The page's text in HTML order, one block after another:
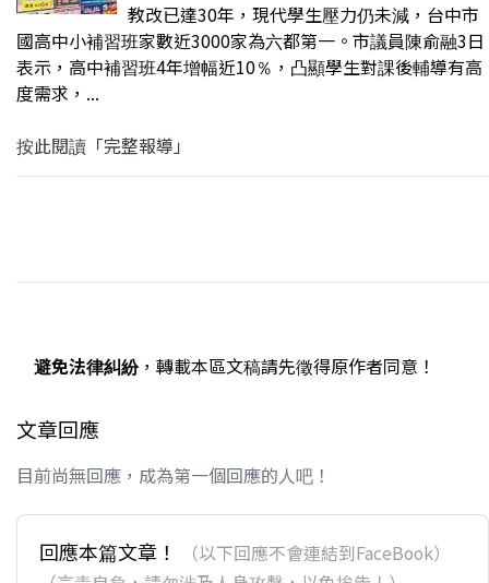
教改已達30年，現代學生壓力仍未減，台中市
國高中小補習班家數近3000家為六都第一。市議員陳俞融3日
表示，高中補習班4年增幅近10％，凸顯學生對課後輔導有高
度需求，...
按此閱讀「完整報導」
避免法律糾紛，轉載本區文稿請先徵得原作者同意！
文章回應
目前尚無回應，成為第一個回應的人吧！
回應本篇文章！
（以下回應不會連結到FaceBook）